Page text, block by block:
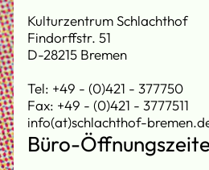
Kulturzentrum Schlachthof
Findorffstr. 51
D-28215 Bremen
Tel: +49 - (0)421 - 377750
Fax: +49 - (0)421 - 3777511
info(at)schlachthof-
Büro-